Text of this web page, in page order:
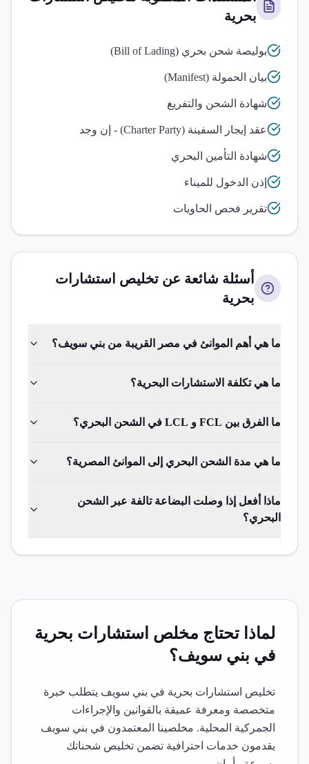
بحرية
بوليصة شحن بحري (Bill of Lading)
بيان الحمولة (Manifest)
شهادة الشحن والتفريغ
عقد إيجار السفينة (Charter Party) - إن وجد
شهادة التأمين البحري
إذن الدخول للميناء
تقرير فحص الحاويات
أسئلة شائعة عن تخليص استشارات
بحرية
ما هي أهم الموانئ في مصر القريبة من بني سويف؟
ما هي تكلفة الاستشارات البحرية؟
ما الفرق بين FCL و LCL في الشحن البحري؟
ما هي مدة الشحن البحري إلى الموانئ المصرية؟
ماذا أفعل إذا وصلت البضاعة تالفة عبر الشحن
البحري؟
لماذا تحتاج مخلص استشارات بحرية
في بني سويف؟
تخليص استشارات بحرية في بني سويف يتطلب خبرة
متخصصة ومعرفة عميقة بالقوانين والإجراءات
الجمركية المحلية. مخلصينا المعتمدون في بني سويف
يقدمون خدمات احترافية تضمن تخليص شحناتك